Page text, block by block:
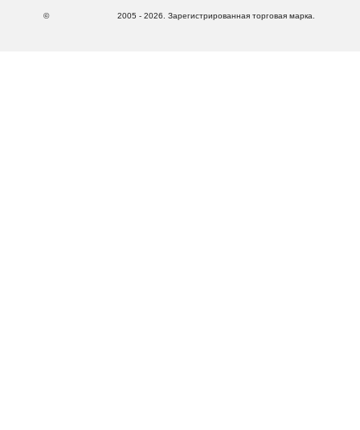
© 2005 - 2026. Зарегистрированная торговая марка.